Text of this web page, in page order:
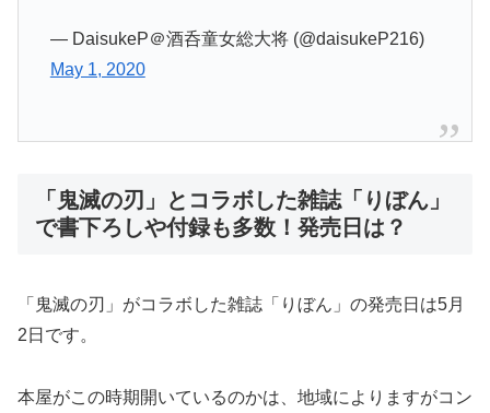
— DaisukeP＠酒呑童女総大将 (@daisukeP216)
May 1, 2020
「鬼滅の刃」とコラボした雑誌「りぼん」
で書下ろしや付録も多数！発売日は？
「鬼滅の刃」がコラボした雑誌「りぼん」の発売日は5月
2日です。
本屋がこの時期開いているのかは、地域によりますがコン